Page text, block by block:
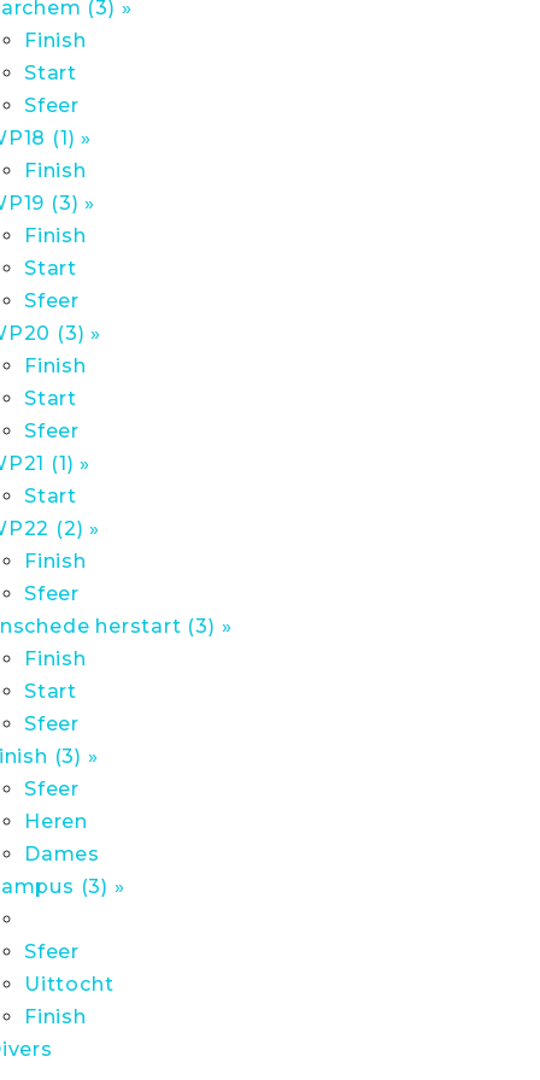
(3) »
Finish
Start
Sfeer
(1) »
Finish
(3) »
Finish
Start
Sfeer
(3) »
Finish
Start
Sfeer
(1) »
Start
(2) »
Finish
Sfeer
herstart (3) »
Finish
Start
Sfeer
(3) »
Sfeer
Heren
Dames
(3) »
Sfeer
Uittocht
Finish